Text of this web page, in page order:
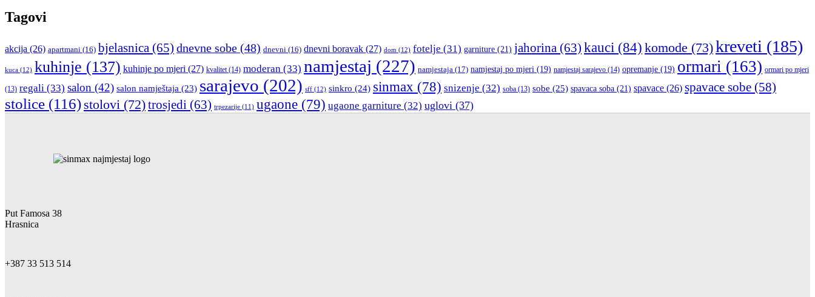
Tagovi
akcija (26) apartmani (16) bjelasnica (65) dnevne sobe (48) dnevni (16) dnevni boravak (27) dom (12) fotelje (31) garniture (21) jahorina (63) kauci (84) komode (73)kreveti (185)
kuca (12) kuhinje (137) kuhinje po mjeri (27) kvalitet(14) moderan (33) namjestaj (227) namjestaja (17) namjestaj po mjeri (19) namjestaj sarajevo (14) opremanje (19) ormari (163) ormari po mjeri
(13) regali (33) salon (42) salon namještaja (23) sarajevo (202) sff (12) sinkro (24) sinmax (78) snizenje (32) soba (13) sobe (25) spavaca soba (21) spavace (26) spavace sobe (58)
stolice (116) stolovi (72)trosjedi (63) trpezarije (11) ugaone (79) ugaone garniture (32) uglovi (37)
Put Famosa 38
Hrasnica
+387 33 513 514